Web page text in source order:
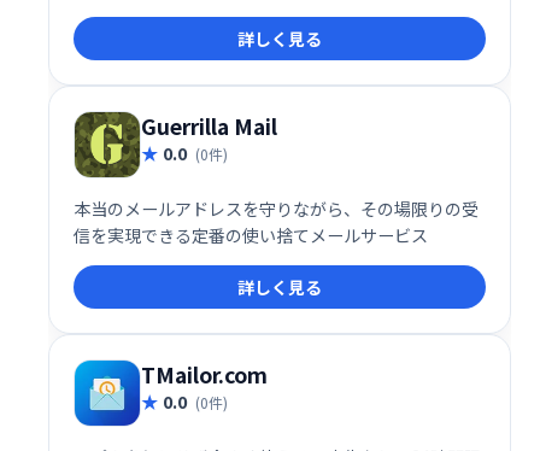
詳しく見る
Guerrilla Mail
0.0 (0件)
本当のメールアドレスを守りながら、その場限りの受
信を実現できる定番の使い捨てメールサービス
詳しく見る
TMailor.com
0.0 (0件)